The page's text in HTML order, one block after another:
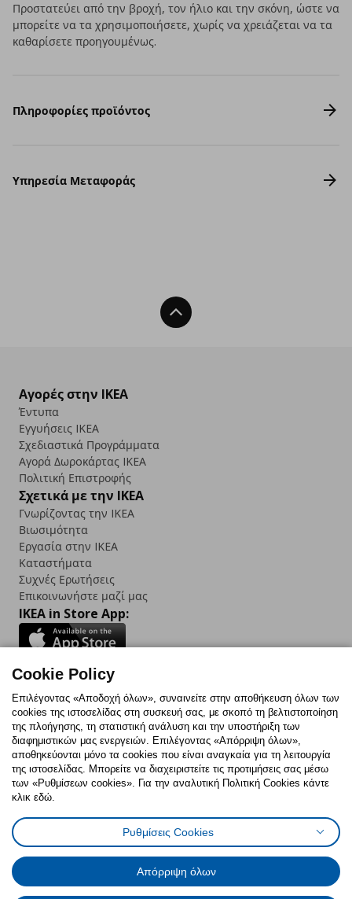
Προστατεύει από την βροχή, τον ήλιο και την σκόνη, ώστε να
μπορείτε να τα χρησιμοποιήσετε, χωρίς να χρειάζεται να τα
καθαρίσετε προηγουμένως.
Πληροφορίες προϊόντος
Υπηρεσία Μεταφοράς
Back To Top
Αγορές στην IKEA
Έντυπα
Εγγυήσεις IKEA
Σχεδιαστικά Προγράμματα
Αγορά Δωρoκάρτας IKEA
Πολιτική Επιστροφής
Σχετικά με την IKEA
Γνωρίζοντας την IKEA
Βιωσιμότητα
Εργασία στην IKEA
Καταστήματα
Συχνές Ερωτήσεις
Επικοινωνήστε μαζί μας
IKEA in Store App:
Follow us:
FacebookInstagram
TikTokYoutubePinterestTwitter
Πολιτική CookiesΔήλωση ψηφιακής προσβασιμότητας
Ρυθμίσεις cookiesΌροι Χρήσης
Γενική Πολιτική Προσωπικών Δεδομένων
Πολιτική Προσωπικών Δεδομένων για ΙΚΕΑ.gr
Κώδικας Καταναλωτικής Δεοντολογίας
Cookie Policy
Επιλέγοντας «Αποδοχή όλων», συναινείτε στην αποθήκευση όλων των
cookies της ιστοσελίδας στη συσκευή σας, με σκοπό τη βελτιστοποίηση
της πλοήγησης, τη στατιστική ανάλυση και την υποστήριξη των
διαφημιστικών μας ενεργειών. Επιλέγοντας «Απόρριψη όλων»,
αποθηκεύονται μόνο τα cookies που είναι αναγκαία για τη λειτουργία
της ιστοσελίδας. Μπορείτε να διαχειριστείτε τις προτιμήσεις σας μέσω
των «Ρυθμίσεων cookies». Για την αναλυτική Πολιτική Cookies κάντε
κλικ εδώ.
Ρυθμίσεις Cookies
Απόρριψη όλων